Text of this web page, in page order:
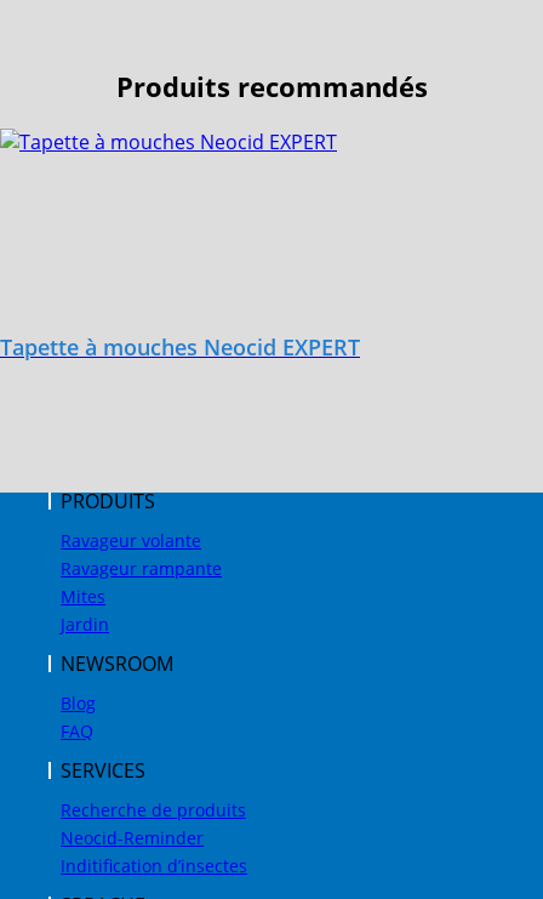
Produits recommandés
Tapette à mouches Neocid EXPERT
PRODUITS
Ravageur volante
Ravageur rampante
Mites
Jardin
NEWSROOM
Blog
FAQ
SERVICES
Recherche de produits
Neocid-Reminder
Inditification d’insectes